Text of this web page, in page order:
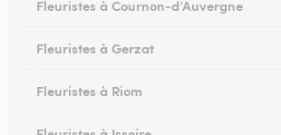
Fleuristes à Cournon-d’Auvergne
Fleuristes à Gerzat
Fleuristes à Riom